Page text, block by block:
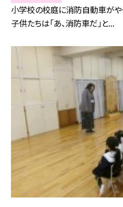
小学校の校庭に消防自動車がや
子供たちは「あ、消防車だ」と...